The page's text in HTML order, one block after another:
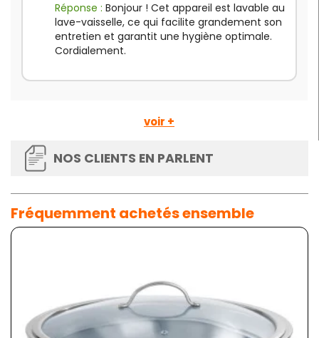
Réponse : Bonjour ! Cet appareil est lavable au
lave-vaisselle, ce qui facilite grandement son
entretien et garantit une hygiène optimale.
Cordialement.
voir +
NOS CLIENTS EN PARLENT
Fréquemment achetés ensemble